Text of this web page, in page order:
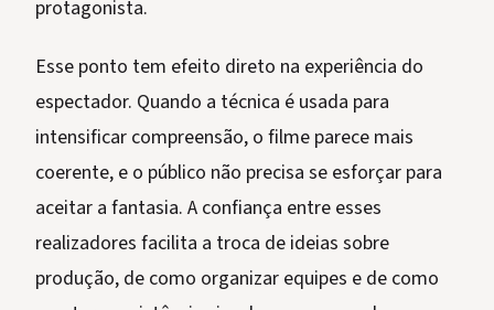
protagonista.
Esse ponto tem efeito direto na experiência do
espectador. Quando a técnica é usada para
intensificar compreensão, o filme parece mais
coerente, e o público não precisa se esforçar para
aceitar a fantasia. A confiança entre esses
realizadores facilita a troca de ideias sobre
produção, de como organizar equipes e de como